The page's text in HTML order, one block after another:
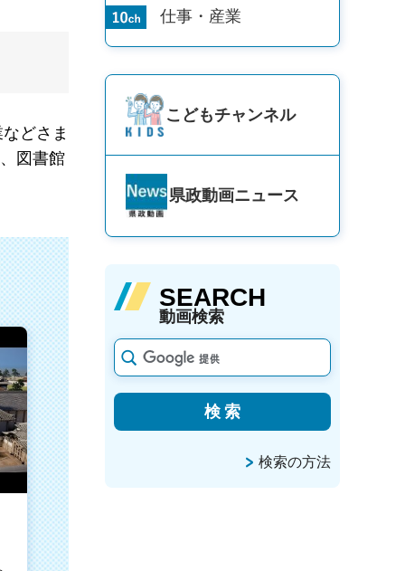
どさま
図書館
仕事・産業
こどもチャンネル
県政動画ニュース
SEARCH
動画検索
検索の方法